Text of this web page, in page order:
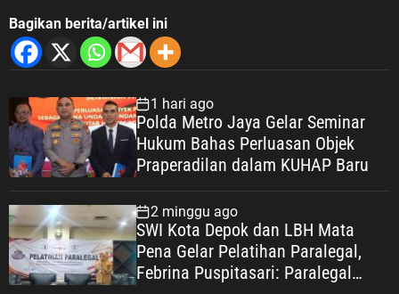
Bagikan berita/artikel ini
1 hari ago
Polda Metro Jaya Gelar Seminar
Hukum Bahas Perluasan Objek
Praperadilan dalam KUHAP Baru
2 minggu ago
SWI Kota Depok dan LBH Mata
Pena Gelar Pelatihan Paralegal,
Febrina Puspitasari: Paralegal